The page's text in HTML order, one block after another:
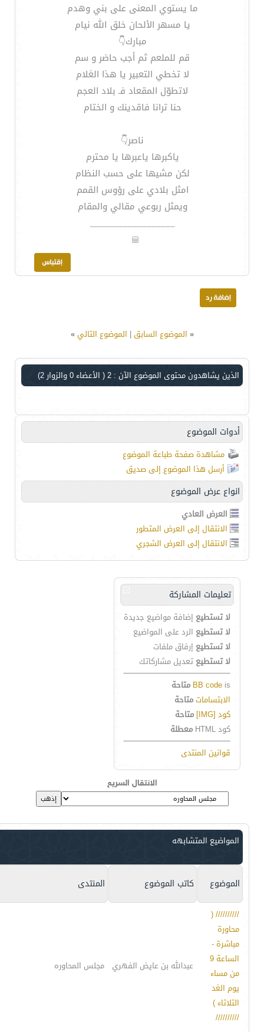
ما يستوي المعنى على بني وهدم
يا مسهر الألحان خلق الله نيام
مبارك👇
قم للملعم ثم أجب حاضر و سم
لا تخطي التعبير يا هذا الغلام
لاتطوّل المقعاد فـ بلاد العجم
حنا ترانا فاقدينك و الختام
ناصر👇
ياكبرها ياعبرها يا محترم
لكن مشيها على حسب النظام
امثل بلادي على رؤوس القمم
ويمثل ربوعي مقالي والمقام
__________________
« الموضوع السابق| الموضوع التالي»
الذين يشاهدون محتوى الموضوع الآن : 2 ( الأعضاء 0 والزوار 2)
أدوات الموضوع
مشاهدة صفحة طباعة الموضوع
أرسل هذا الموضوع إلى صديق
انواع عرض الموضوع
العرض العادي
الانتقال إلى العرض المتطور
الانتقال إلى العرض الشجري
تعليمات المشاركة
لا تستطيع إضافة مواضيع جديدة
لا تستطيع الرد على المواضيع
لا تستطيع إرفاق ملفات
لا تستطيع تعديل مشاركاتك
BB code is
متاحة
الابتساماتمتاحة
كود [IMG]
متاحة
كود HTML
معطلة
قوانين المنتدى
الانتقال السريع
المواضيع المتشابهه
الموضوع كاتب الموضوع المنتدى
////////// (
محاورة
مباشرة -
الساعة 9
من مساء
يوم الغد
الثلاثاء )
//////////
عبدالله بن عايض الفهري مجلس المحاوره